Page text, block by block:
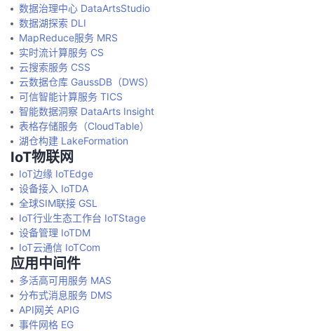
数据治理中心 DataArtsStudio
数据湖探索 DLI
MapReduce服务 MRS
实时流计算服务 CS
云搜索服务 CSS
云数据仓库 GaussDB（DWS）
可信智能计算服务 TICS
智能数据洞察 DataArts Insight
表格存储服务（CloudTable）
湖仓构建 LakeFormation
IoT物联网
IoT边缘 IoTEdge
设备接入 IoTDA
全球SIM联接 GSL
IoT行业生态工作台 IoTStage
设备管理 IoTDM
IoT云通信 IoTCom
应用中间件
多活高可用服务 MAS
分布式消息服务 DMS
API网关 APIG
事件网格 EG